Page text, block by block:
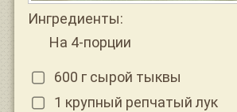
Ингредиенты:
На 4-порции
600 г сырой тыквы
1 крупный репчатый лук